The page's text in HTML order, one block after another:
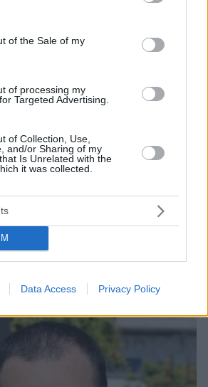
to Google and its third-party tags to
specified purposes in below Google
of the Sale of my
of processing my
Targeted Advertising.
of Collection, Use,
and/or Sharing of my
Is Unrelated with the
it was collected.
Data Access Privacy Policy
η 46χρονη που κατηγορείται
Marfin, δείτε βίντεο και